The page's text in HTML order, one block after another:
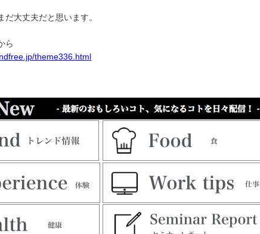
大丈夫だと思います。
ら
theme336.html